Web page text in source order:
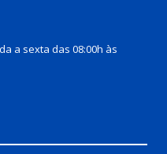
a sexta das 08:00h às